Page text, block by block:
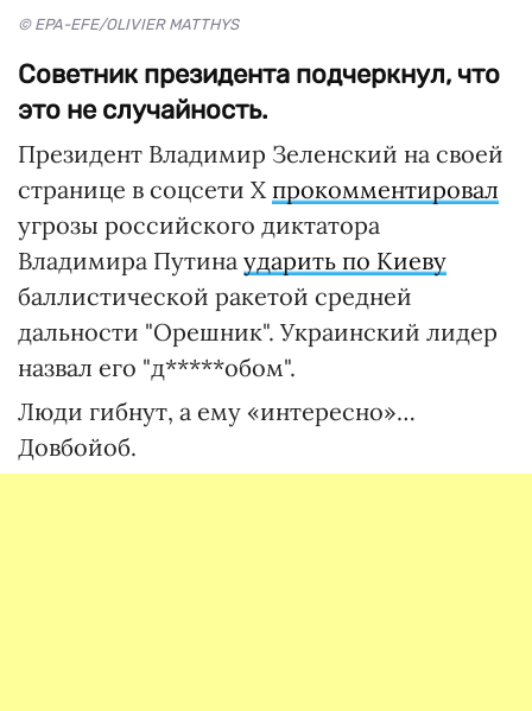
© EPA-EFE/OLIVIER MATTHYS
Советник президента подчеркнул, что
это не случайность.
Президент Владимир Зеленский на своей
странице в соцсети X прокомментировал
угрозы российского диктатора
Владимира Путина ударить по Киеву
баллистической ракетой средней
дальности "Орешник". Украинский лидер
назвал его "д*****обом".
Люди гибнут, а ему «интересно»…
Довбойоб.